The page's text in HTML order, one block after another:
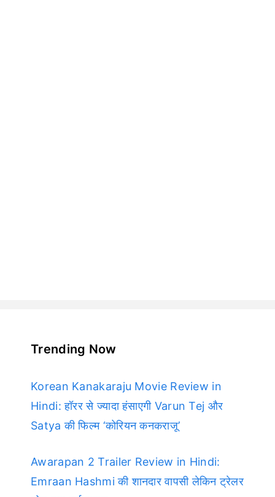
Trending Now
Korean Kanakaraju Movie Review in
Hindi: हॉरर से ज्यादा हंसाएगी Varun Tej और
Satya की फिल्म ‘कोरियन कनकराजू’
Awarapan 2 Trailer Review in Hindi:
Emraan Hashmi की शानदार वापसी लेकिन ट्रेलर